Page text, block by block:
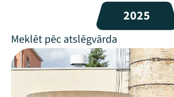
2025